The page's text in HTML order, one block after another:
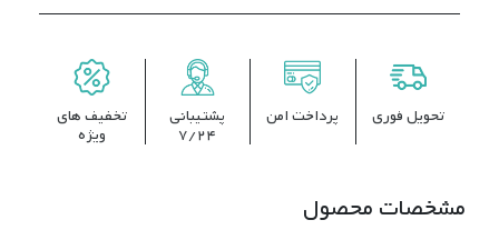
تحویل فوری پرداخت امن پشتیبانی
7/24
تخفیف های
ویژه
مشخصات محصول